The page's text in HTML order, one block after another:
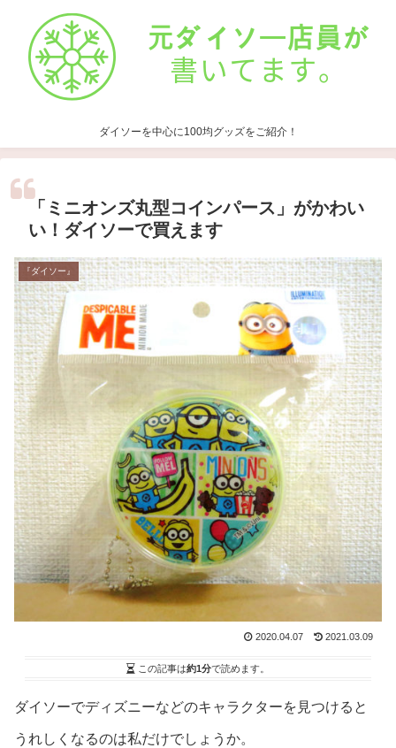
ダイソーを中心に100均グッズをご紹介！
「ミニオンズ丸型コインパース」がかわい
い！ダイソーで買えます
『ダイソー』
2020.04.07 2021.03.09
この記事は約1分で読めます。
ダイソーでディズニーなどのキャラクターを見つけると
うれしくなるのは私だけでしょうか。